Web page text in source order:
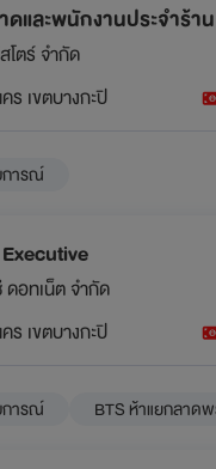
และพนักงานประจำร้าน
ตร์ จำกัด
ร เขตบางกะปิ
การณ์
อทเน็ต จำกัด
ร เขตบางกะปิ
การณ์ BTS ห้าแยกลาด